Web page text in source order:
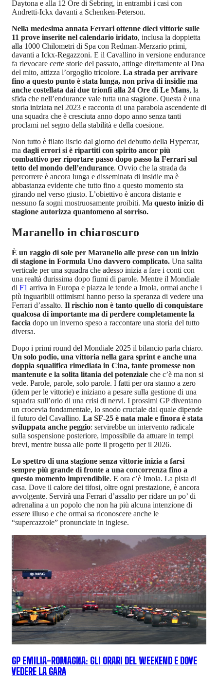
Daytona e alla 12 Ore di Sebring, in entrambi i casi con
Andretti-Ickx davanti a Schenken-Peterson.
Nella medesima annata Ferrari ottenne dieci vittorie sulle
11 prove inserite nel calendario iridato, inclusa la doppietta
alla 1000 Chilometri di Spa con Redman-Merzario primi,
davanti a Ickx-Regazzoni. E il Cavallino in versione endurance
fa rievocare certe storie del passato, attinge direttamente al Dna
del mito, attizza l’orgoglio tricolore. La strada per arrivare
fino a questo punto è stata lunga, non priva di insidie ma
anche costellata dai due trionfi alla 24 Ore di Le Mans, la
sfida che nell’endurance vale tutta una stagione. Questa è una
storia iniziata nel 2023 e racconta di una parabola ascendente di
una squadra che è cresciuta anno dopo anno senza tanti
proclami nel segno della stabilità e della coesione.
Non tutto è filato liscio dal giorno del debutto della Hypercar,
ma dagli errori si è ripartiti con spirito ancor più
combattivo per riportare passo dopo passo la Ferrari sul
tetto del mondo dell’endurance. Ovvio che la strada da
percorrere è ancora lunga e disseminata di insidie ma è
abbastanza evidente che tutto fino a questo momento sta
girando nel verso giusto. L’obiettivo è ancora distante e
nessuno fa sogni mostruosamente proibiti. Ma questo inizio di
stagione autorizza quantomeno al sorriso.
Maranello in chiaroscuro
È un raggio di sole per Maranello alle prese con un inizio
di stagione in Formula Uno davvero complicato. Una salita
verticale per una squadra che adesso inizia a fare i conti con
una realtà durissima dopo fiumi di parole. Mentre il Mondiale
di F1 arriva in Europa e piazza le tende a Imola, ormai anche i
più inguaribili ottimismi hanno perso la speranza di vedere una
Ferrari d’assalto. Il rischio non è tanto quello di conquistare
qualcosa di importante ma di perdere completamente la
faccia dopo un inverno speso a raccontare una storia del tutto
diversa.
Dopo i primi round del Mondiale 2025 il bilancio parla chiaro.
Un solo podio, una vittoria nella gara sprint e anche una
doppia squalifica rimediata in Cina, tante promesse non
mantenute e la solita litania del potenziale che c’è ma non si
vede. Parole, parole, solo parole. I fatti per ora stanno a zero
(idem per le vittorie) e iniziano a pesare sulla gestione di una
squadra sull’orlo di una crisi di nervi. I prossimi GP diventano
un crocevia fondamentale, lo snodo cruciale dal quale dipende
il futuro del Cavallino. La SF-25 è nata male e finora è stata
sviluppata anche peggio: servirebbe un intervento radicale
sulla sospensione posteriore, impossibile da attuare in tempi
brevi, mentre bussa alle porte il progetto per il 2026.
Lo spettro di una stagione senza vittorie inizia a farsi
sempre più grande di fronte a una concorrenza fino a
questo momento imprendibile. E ora c’è Imola. La pista di
casa. Dove il calore dei tifosi, oltre ogni prestazione, è ancora
avvolgente. Servirà una Ferrari d’assalto per ridare un po’ di
adrenalina a un popolo che non ha più alcuna intenzione di
essere illuso e che ormai sa riconoscere anche le
“supercazzole” pronunciate in inglese.
GP EMILIA-ROMAGNA: GLI ORARI DEL WEEKEND E DOVE
VEDERE LA GARA